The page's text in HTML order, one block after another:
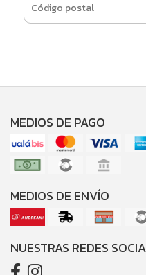
MEDIOS DE PAGO
MEDIOS DE ENVÍO
NUESTRAS REDES